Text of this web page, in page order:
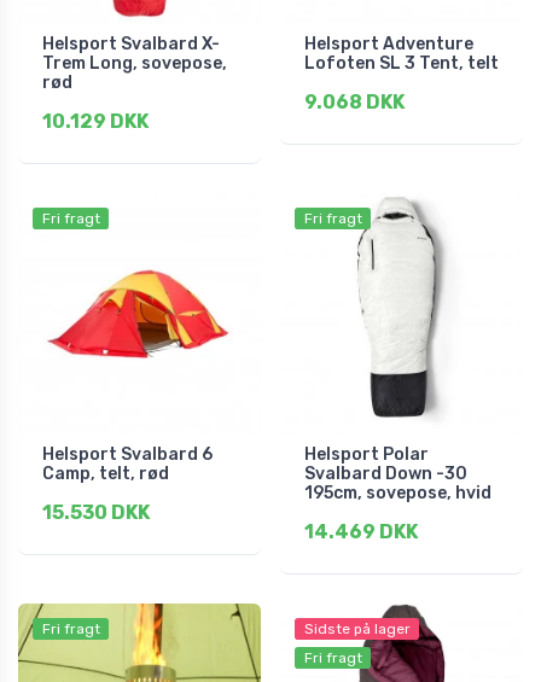
Helsport Svalbard X-
Trem Long, sovepose,
rød
10.129 DKK
Helsport Adventure
Lofoten SL 3 Tent, telt
9.068 DKK
Fri fragt
Helsport Svalbard 6
Camp, telt, rød
15.530 DKK
Fri fragt
Helsport Polar
Svalbard Down -30
195cm, sovepose, hvid
14.469 DKK
Fri fragt
Sidste på lager
Fri fragt